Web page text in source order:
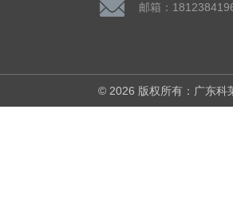
© 2026 版权所有：广东